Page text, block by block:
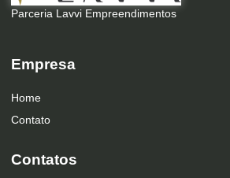
Parceria Lavvi Empreendimentos
Empresa
Home
Contato
Contatos